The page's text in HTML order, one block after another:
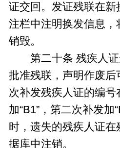
证交回。发证残联在新
注栏中注明换发信息，
销毁。
第二十条 残疾人证
批准残联，声明作废后
次补发残疾人证的编号
加“B1”，第二次补发加
时，遗失的残疾人证
据库中注销。